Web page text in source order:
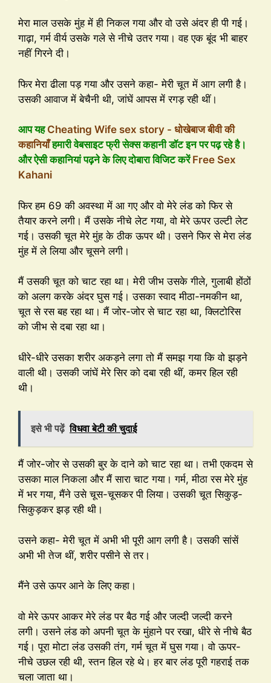
मेरा माल उसके मुंह में ही निकल गया और वो उसे अंदर ही पी गई।
गाढ़ा, गर्म वीर्य उसके गले से नीचे उतर गया। वह एक बूंद भी बाहर
नहीं गिरने दी।
फिर मेरा ढीला पड़ गया और उसने कहा- मेरी चूत में आग लगी है।
उसकी आवाज में बेचैनी थी, जांघें आपस में रगड़ रही थीं।
आप यहCheating Wife sex story - धोखेबाज बीवी की
कहानियाँहमारी वेबसाइट फ्री सेक्स कहानी डॉट इन पर पढ़ रहे है।
और ऐसी कहानियां पढ़ने के लिए दोबारा विजिट करेंFree Sex
Kahani
फिर हम 69 की अवस्था में आ गए और वो मेरे लंड को फिर से
तैयार करने लगी। मैं उसके नीचे लेट गया, वो मेरे ऊपर उल्टी लेट
गई। उसकी चूत मेरे मुंह के ठीक ऊपर थी। उसने फिर से मेरा लंड
मुंह में ले लिया और चूसने लगी।
मैं उसकी चूत को चाट रहा था। मेरी जीभ उसके गीले, गुलाबी होंठों
को अलग करके अंदर घुस गई। उसका स्वाद मीठा-नमकीन था,
चूत से रस बह रहा था। मैं जोर-जोर से चाट रहा था, क्लिटोरिस
को जीभ से दबा रहा था।
धीरे-धीरे उसका शरीर अकड़ने लगा तो मैं समझ गया कि वो झड़ने
वाली थी। उसकी जांघें मेरे सिर को दबा रही थीं, कमर हिल रही
थी।
इसे भी पढ़ें विधवा बेटी की चुदाई
मैं जोर-जोर से उसकी बुर के दाने को चाट रहा था। तभी एकदम से
उसका माल निकला और मैं सारा चाट गया। गर्म, मीठा रस मेरे मुंह
में भर गया, मैंने उसे चूस-चूसकर पी लिया। उसकी चूत सिकुड़-
सिकुड़कर झड़ रही थी।
उसने कहा- मेरी चूत में अभी भी पूरी आग लगी है। उसकी सांसें
अभी भी तेज थीं, शरीर पसीने से तर।
मैंने उसे ऊपर आने के लिए कहा।
वो मेरे ऊपर आकर मेरे लंड पर बैठ गई और जल्दी जल्दी करने
लगी। उसने लंड को अपनी चूत के मुंहाने पर रखा, धीरे से नीचे बैठ
गई। पूरा मोटा लंड उसकी तंग, गर्म चूत में घुस गया। वो ऊपर-
नीचे उछल रही थी, स्तन हिल रहे थे। हर बार लंड पूरी गहराई तक
चला जाता था।